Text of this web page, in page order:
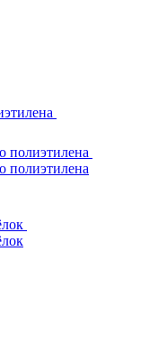
полиэтилена
полиэтилена